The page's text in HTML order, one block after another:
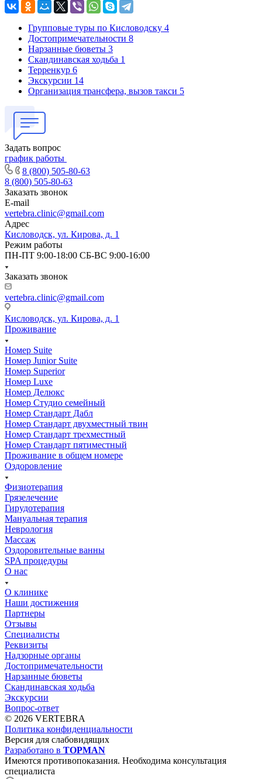
Групповые туры по Кисловодску 4
Достопримечательности 8
Нарзанные бюветы 3
Скандинавская ходьба 1
Терренкур 6
Экскурсии 14
Организация трансфера, вызов такси 5
Задать вопрос
график работы
8 (800) 505-80-63
8 (800) 505-80-63
Заказать звонок
E-mail
vertebra.clinic@gmail.com
Адрес
Кисловодск, ул. Кирова, д. 1
Режим работы
ПН-ПТ 9:00-18:00 СБ-ВС 9:00-16:00
Заказать звонок
vertebra.clinic@gmail.com
Кисловодск, ул. Кирова, д. 1
Проживание
Номер Suite
Номер Junior Suite
Номер Superior
Номер Luxe
Номер Делюкс
Номер Студио семейный
Номер Стандарт Дабл
Номер Стандарт двухместный твин
Номер Стандарт трехместный
Номер Стандарт пятиместный
Проживание в общем номере
Оздоровление
Физиотерапия
Грязелечение
Гирудотерапия
Мануальная терапия
Неврология
Массаж
Оздоровительные ванны
SPA процедуры
О нас
О клинике
Наши достижения
Партнеры
Отзывы
Специалисты
Реквизиты
Надзорные органы
Достопримечательности
Нарзанные бюветы
Скандинавская ходьба
Экскурсии
Вопрос-ответ
© 2026 VERTEBRA
Политика конфиденциальности
Версия для слабовидящих
Разработано в TOPMAN
Имеются противопоказания. Необходима консультация
специалиста